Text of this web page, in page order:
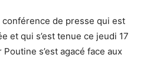
conférence de presse qui est
et qui s’est tenue ce jeudi 17
s’est agacé face aux